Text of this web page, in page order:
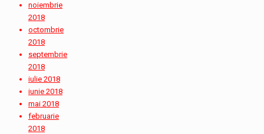
noiembrie
2018
octombrie
2018
septembrie
2018
iulie 2018
iunie 2018
mai 2018
februarie
2018